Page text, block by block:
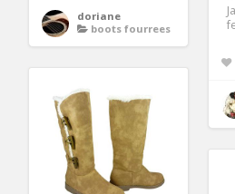
doriane
boots fourrees